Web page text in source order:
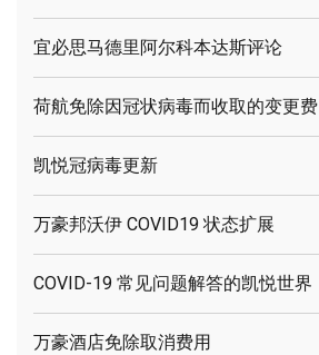
宜必思马德里阿尔科本达斯评论
荷航免除因冠状病毒而收取的变更费
凯悦冠病毒更新
万豪邦沃伊 COVID19 状态扩展
COVID-19 常见问题解答的凯悦世界
万豪酒店免除取消费用